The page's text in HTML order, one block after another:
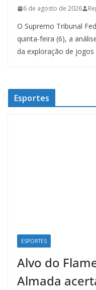
6 de agosto de 2026
O Supremo Tribunal
quinta-feira (6), a
da exploração de jogos
Esportes
ESPORTES
Alvo do
Almada